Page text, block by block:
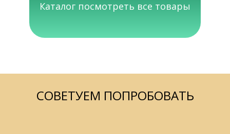
Каталог посмотреть все товары
СОВЕТУЕМ ПОПРОБОВАТЬ